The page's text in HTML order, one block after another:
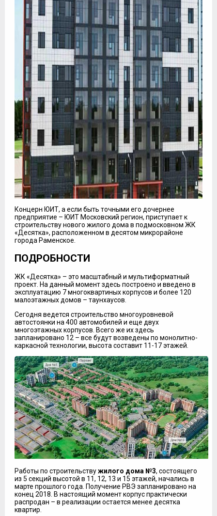
Концерн ЮИТ, а если быть точными его дочернее
предприятие – ЮИТ Московский регион, приступает к
строительству нового жилого дома в подмосковном ЖК
«Десятка», расположенном в десятом микрорайоне
города Раменское.
ПОДРОБНОСТИ
ЖК «Десятка» – это масштабный и мультиформатный
проект. На данный момент здесь построено и введено в
эксплуатацию 7 многоквартиных корпусов и более 120
малоэтажных домов – таунхаусов.
Сегодня ведется строительство многоуровневой
автостоянки на 400 автомобилей и еще двух
многоэтажных корпусов. Всего же их здесь
запланировано 12 – все будут возведены по монолитно-
каркасной технологии, высота составит 11-17 этажей.
Работы по строительствужилого дома №3, состоящего
из 5 секций высотой в 11, 12, 13 и 15 этажей, начались в
марте прошлого года. Получение РВЭ запланировано на
конец 2018. В настоящий момент корпус практически
распродан – в реализации остается менее десятка
квартир.